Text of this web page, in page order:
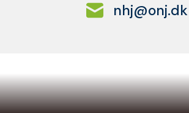
nhj@onj.dk